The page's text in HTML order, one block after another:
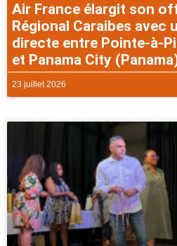
Air France élargit son
Régional Caraibes avec
directe entre Pointe-à-
et Panama City
23 juillet 2026